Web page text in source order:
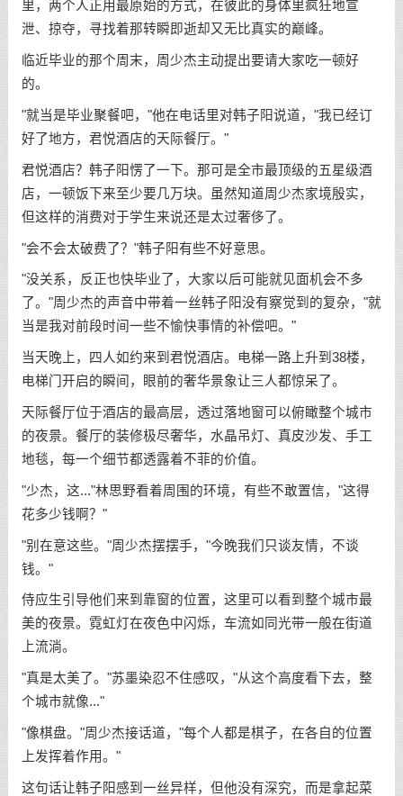
里，两个人正用最原始的方式，在彼此的身体里疯狂地宣
泄、掠夺，寻找着那转瞬即逝却又无比真实的巅峰。
临近毕业的那个周末，周少杰主动提出要请大家吃一顿好
的。
"就当是毕业聚餐吧，"他在电话里对韩子阳说道，"我已经订
好了地方，君悦酒店的天际餐厅。"
君悦酒店？韩子阳愣了一下。那可是全市最顶级的五星级酒
店，一顿饭下来至少要几万块。虽然知道周少杰家境殷实，
但这样的消费对于学生来说还是太过奢侈了。
"会不会太破费了？"韩子阳有些不好意思。
"没关系，反正也快毕业了，大家以后可能就见面机会不多
了。"周少杰的声音中带着一丝韩子阳没有察觉到的复杂，"就
当是我对前段时间一些不愉快事情的补偿吧。"
当天晚上，四人如约来到君悦酒店。电梯一路上升到38楼，
电梯门开启的瞬间，眼前的奢华景象让三人都惊呆了。
天际餐厅位于酒店的最高层，透过落地窗可以俯瞰整个城市
的夜景。餐厅的装修极尽奢华，水晶吊灯、真皮沙发、手工
地毯，每一个细节都透露着不菲的价值。
"少杰，这..."林思野看着周围的环境，有些不敢置信，"这得
花多少钱啊？"
"别在意这些。"周少杰摆摆手，"今晚我们只谈友情，不谈
钱。"
侍应生引导他们来到靠窗的位置，这里可以看到整个城市最
美的夜景。霓虹灯在夜色中闪烁，车流如同光带一般在街道
上流淌。
"真是太美了。"苏墨染忍不住感叹，"从这个高度看下去，整
个城市就像..."
"像棋盘。"周少杰接话道，"每个人都是棋子，在各自的位置
上发挥着作用。"
这句话让韩子阳感到一丝异样，但他没有深究，而是拿起菜